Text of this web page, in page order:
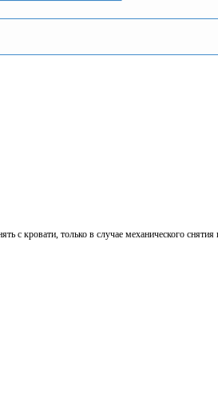
с кровати, только в случае механического снятия